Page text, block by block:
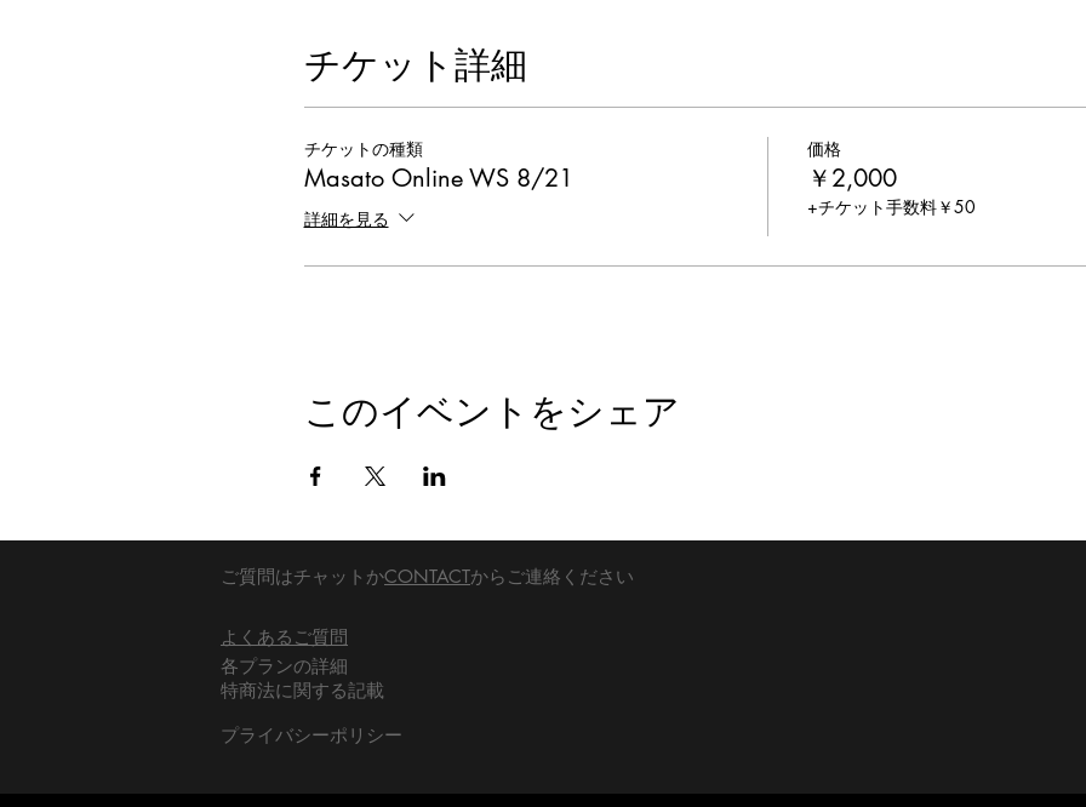
チケット詳細
チケットの種類
Masato Online WS 8/21
詳細を見る
価格
￥2,000
+チケット手数料￥50
このイベントをシェア
ご質問はチャットかCONTACTからご連絡ください
​よくあるご質問
​各プランの詳細
​特商法に関する記載
プライバシーポリシー